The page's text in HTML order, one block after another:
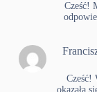
Cześć!
Cześć!
okazała